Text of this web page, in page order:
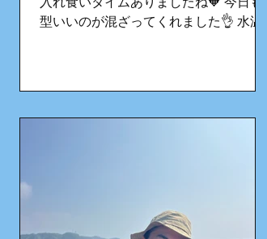
型いいのが混ざってくれました👌 水温